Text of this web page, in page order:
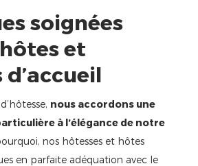
soignées
et
d’accueil
nous accordons une
à l’élégance de notre
pourquoi, nos hôtesses et hôtes
en parfaite adéquation avec le